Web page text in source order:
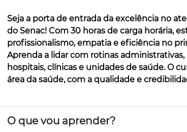
Seja a porta de entrada da excelência no
do Senac! Com 30 horas de carga horária,
profissionalismo, empatia e eficiência no
Aprenda a lidar com rotinas
hospitais, clínicas e unidades de saúde. O
área da saúde, com a qualidade e
O que vou aprender?